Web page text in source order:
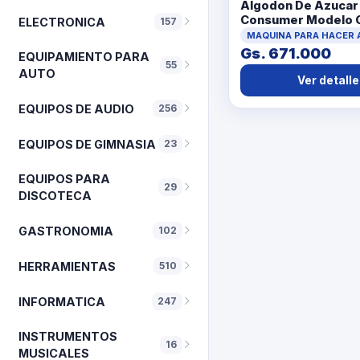
ELECTRONICA 157
EQUIPAMIENTO PARA
AUTO
55
EQUIPOS DE AUDIO 256
EQUIPOS DE GIMNASIA 23
EQUIPOS PARA
DISCOTECA
29
GASTRONOMIA 102
HERRAMIENTAS 510
INFORMATICA 247
INSTRUMENTOS
MUSICALES
16
Algodon De
Consumer Modelo
No Tiene Con No
Cable
Gs. 671.000
Ver detalle